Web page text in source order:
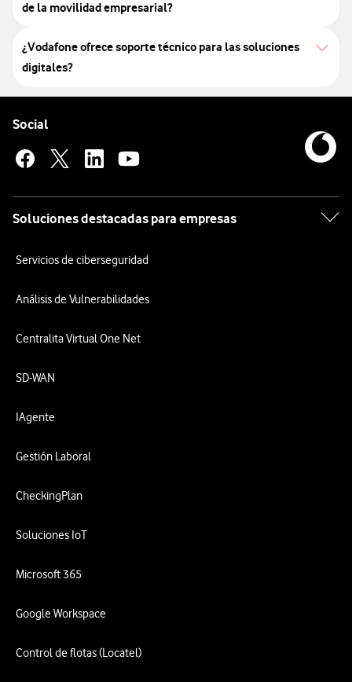
de la movilidad empresarial?
¿Vodafone ofrece soporte técnico para las soluciones
digitales?
Social
Soluciones destacadas para empresas
Servicios de ciberseguridad
Análisis de Vulnerabilidades
Centralita Virtual One Net
SD-WAN
IAgente
Gestión Laboral
CheckingPlan
Soluciones IoT
Microsoft 365
Google Workspace
Control de flotas (Locatel)